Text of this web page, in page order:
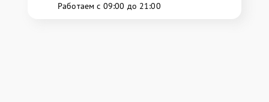
Работаем с 09:00 до 21:00